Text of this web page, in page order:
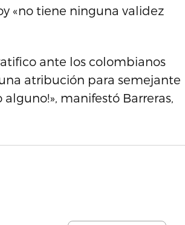
«no tiene ninguna validez
ante los colombianos
atribución para semejante
manifestó Barreras,